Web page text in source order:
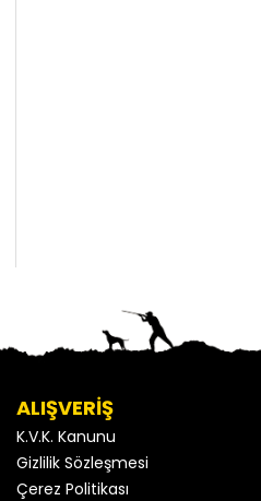
ALIŞVERİŞ
K.V.K. Kanunu
Gizlilik Sözleşmesi
Çerez Politikası